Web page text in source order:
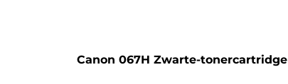
Canon 067H Zwarte-tonercartridge